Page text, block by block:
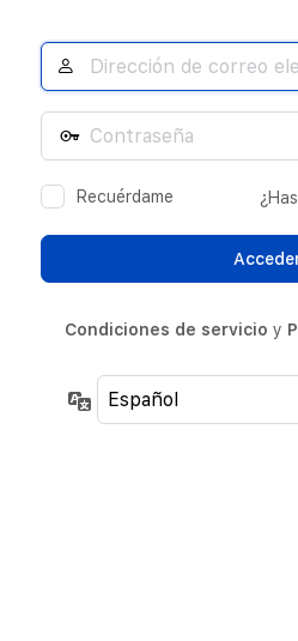
Dirección
electrónico
Contraseña
Recuérdame
Condiciones de servicio y
Idioma